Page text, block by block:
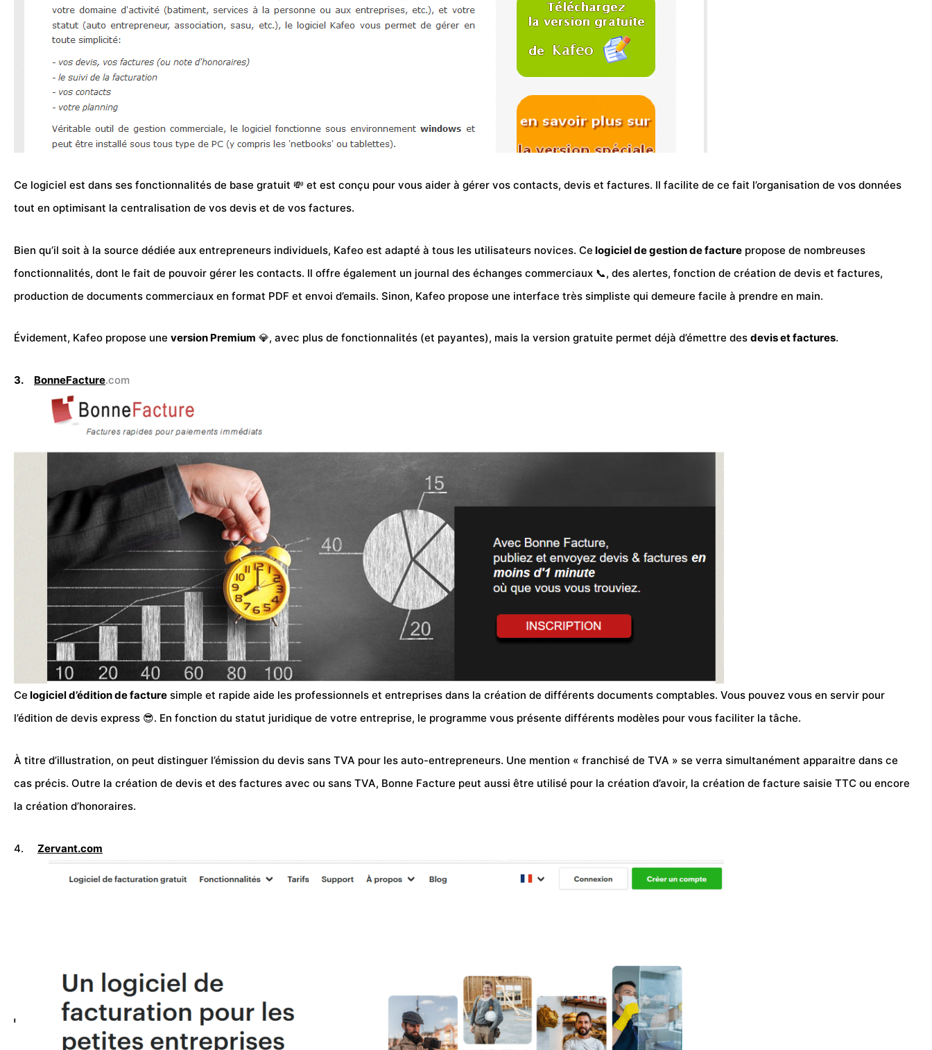
Ce logiciel est dans ses fonctionnalités de base gratuit 💸 et est conçu pour vous aider à gérer vos contacts, devis et factures. Il facilite de ce fait l’organisation de vos données
tout en optimisant la centralisation de vos devis et de vos factures.
Bien qu’il soit à la source dédiée aux entrepreneurs individuels, Kafeo est adapté à tous les utilisateurs novices. Ce logiciel de gestion de facture propose de nombreuses
fonctionnalités, dont le fait de pouvoir gérer les contacts. Il offre également un journal des échanges commerciaux 📞, des alertes, fonction de création de devis et factures,
production de documents commerciaux en format PDF et envoi d’emails. Sinon, Kafeo propose une interface très simpliste qui demeure facile à prendre en main.
Évidement, Kafeo propose une version Premium 💎, avec plus de fonctionnalités (et payantes), mais la version gratuite permet déjà d’émettre des devis et factures.
3. BonneFacture.com
Ce logiciel d’édition de facture simple et rapide aide les professionnels et entreprises dans la création de différents documents comptables. Vous pouvez vous en servir pour
l’édition de devis express 😎. En fonction du statut juridique de votre entreprise, le programme vous présente différents modèles pour vous faciliter la tâche.
À titre d’illustration, on peut distinguer l’émission du devis sans TVA pour les auto-entrepreneurs. Une mention « franchisé de TVA » se verra simultanément apparaitre dans ce
cas précis. Outre la création de devis et des factures avec ou sans TVA, Bonne Facture peut aussi être utilisé pour la création d’avoir, la création de facture saisie TTC ou encore
la création d’honoraires.
4. Zervant.com